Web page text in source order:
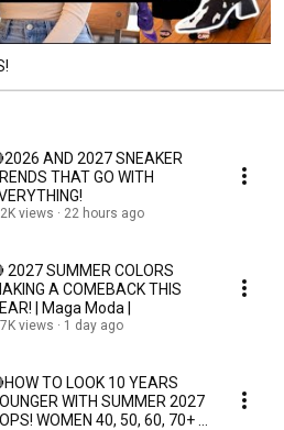
AND 2027 SNEAKER
THAT GO WITH
views 22 hours ago
2027 SUMMER COLORS
A COMEBACK THIS
| Maga Moda |
views 1 day ago
TO LOOK 10 YEARS
WITH SUMMER 2027
WOMEN 40, 50, 60, 70+ |